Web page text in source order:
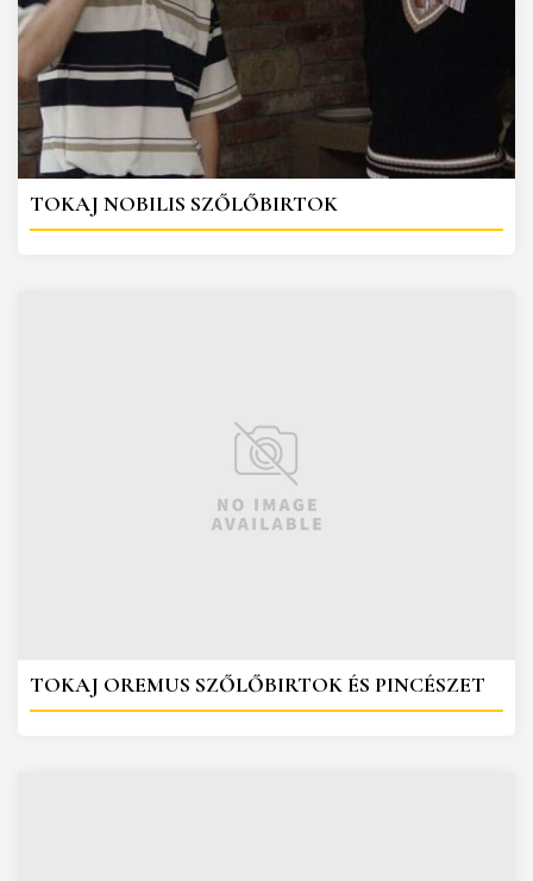
TOKAJ NOBILIS SZŐLŐBIRTOK
TOKAJ OREMUS SZŐLŐBIRTOK ÉS PINCÉSZET